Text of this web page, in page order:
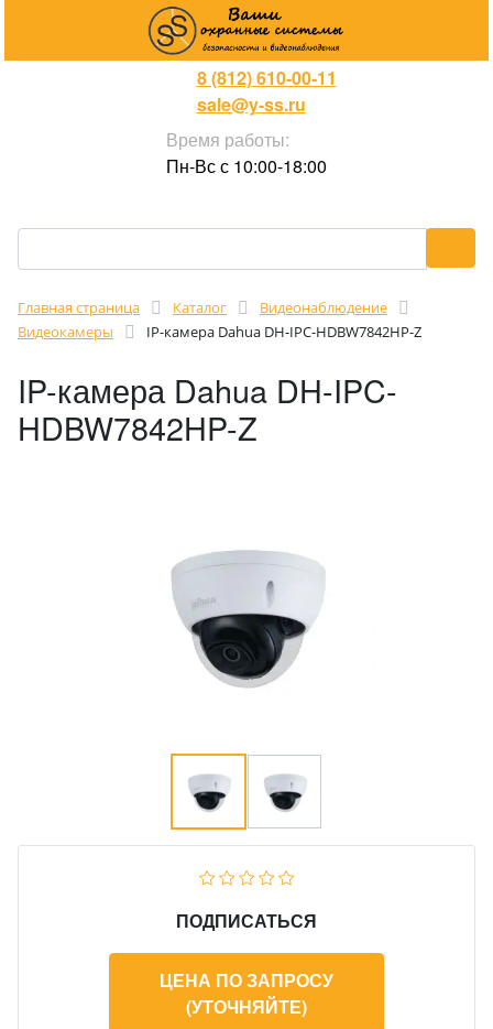
8 (812) 610-00-11
sale@y-ss.ru
Время работы:
Пн-Вс с 10:00-18:00
Главная страница Каталог
Видеонаблюдение
Видеокамеры
IP-камера Dahua DH-IPC-HDBW7842HP-Z
IP-камера Dahua DH-IPC-
HDBW7842HP-Z
ПОДПИСАТЬСЯ
ЦЕНА ПО ЗАПРОСУ
(УТОЧНЯЙТЕ)